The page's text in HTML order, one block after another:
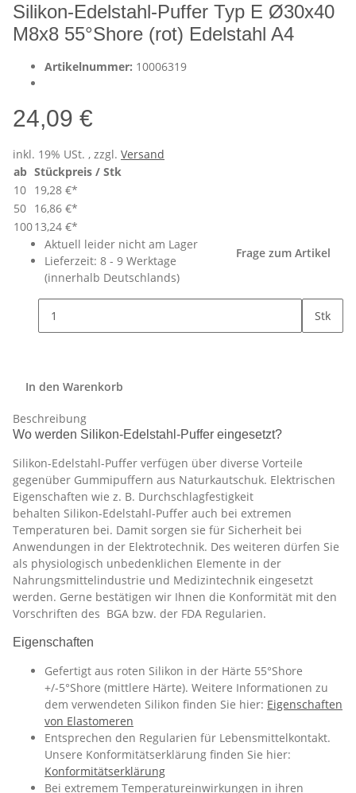
Silikon-Edelstahl-Puffer Typ E Ø30x40
M8x8 55°Shore (rot) Edelstahl A4
Artikelnummer: 10006319
24,09 €
inkl. 19% USt. , zzgl. Versand
ab Stückpreis / Stk
10 19,28 €*
50 16,86 €*
10013,24 €*
Aktuell leider nicht am Lager
Lieferzeit: 8 - 9 Werktage
(innerhalb Deutschlands)
Frage zum Artikel
Stk
In den Warenkorb
Beschreibung
Wo werden Silikon-Edelstahl-Puffer eingesetzt?
Silikon-Edelstahl-Puffer verfügen über diverse Vorteile
gegenüber Gummipuffern aus Naturkautschuk. Elektrischen
Eigenschaften wie z. B. Durchschlagfestigkeit
behalten Silikon-Edelstahl-Puffer auch bei extremen
Temperaturen bei. Damit sorgen sie für Sicherheit bei
Anwendungen in der Elektrotechnik. Des weiteren dürfen Sie
als physiologisch unbedenklichen Elemente in der
Nahrungsmittelindustrie und Medizintechnik eingesetzt
werden. Gerne bestätigen wir Ihnen die Konformität mit den
Vorschriften des BGA bzw. der FDA Regularien.
Eigenschaften
Gefertigt aus roten Silikon in der Härte 55°Shore
+/-5°Shore (mittlere Härte). Weitere Informationen zu
dem verwendeten Silikon finden Sie hier: Eigenschaften
von Elastomeren
Entsprechen den Regularien für Lebensmittelkontakt.
Unsere Konformitätserklärung finden Sie hier:
Konformitätserklärung
Bei extremem Temperatureinwirkungen in ihren